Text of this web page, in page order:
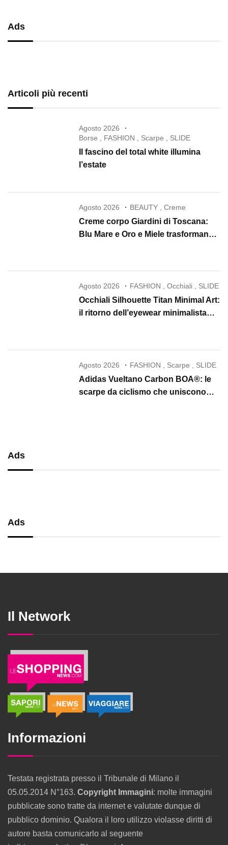
Ads
Articoli più recenti
Agosto 2026
Borse
FASHION Scarpe SLIDE
Il fascino del total white illumina
l’estate
Agosto 2026 BEAUTY ,Creme
Creme corpo Giardini di Toscana:
Blu Mare e Oro e Miele trasformano
Agosto 2026 FASHION ,Occhiali , SLIDE
Occhiali Silhouette Titan Minimal Art:
il ritorno dell’eyewear minimalista
Agosto 2026 FASHION Scarpe SLIDE
Adidas Vueltano Carbon BOA®: le
scarpe da ciclismo che uniscono
Ads
Ads
Il Network
Informazioni
Testata registrata presso il Tribunale di Milano il
05.05.2014 N°163. Copyright Immagini: molte immagini
pubblicate sono tratte da internet e valutate dunque di
pubblico dominio. Qualora il loro utilizzo violasse diritti di
autore basta comunicarlo al seguente